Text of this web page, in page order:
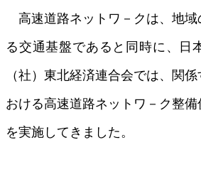
高速道路ネットワ－クは、地域
る交通基盤であると同時に、日
（社）東北経済連合会では、関
おける高速道路ネットワ－ク整
を実施してきました。